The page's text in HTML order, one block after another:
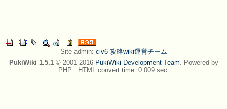
Site admin: civ6 攻略wiki運営チーム
PukiWiki 1.5.1© 2001-2016 PukiWiki Development Team. Powered by
PHP . HTML convert time: 0.009 sec.